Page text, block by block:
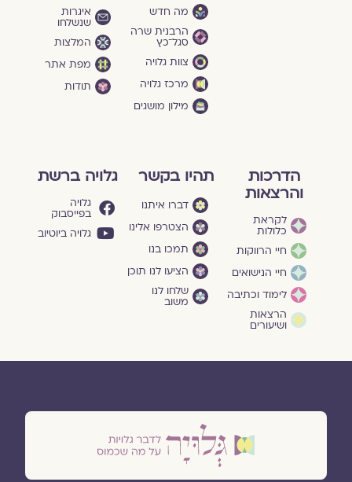
מה חדש
הרבנית שרה
סגל־כץ
צוות גלויה
מרכז גלויה
מילון מושגים
איגרות
שנשלחו
המלצות
מפת אתר
תודות
הדרכות
והרצאות
לקראת
כלולות
חיי הרווקות
חיי הנישואים
לימוד וכתיבה
הרצאות
ושיעורים
תהיו בקשר
דברו איתנו
הצטרפו אלינו
תמכו בנו
הציעו לנו תוכן
שלחו לנו
משוב
גלויה ברשת
גלויה
בפייסבוק
גלויה ביוטיוב